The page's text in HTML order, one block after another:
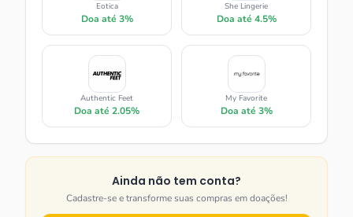
Eotica
Doa até 3%
She Lingerie
Doa até 4.5%
Authentic Feet
Doa até 2.05%
My Favorite
Doa até 3%
Ainda não tem conta?
Cadastre-se e transforme suas compras em doações!